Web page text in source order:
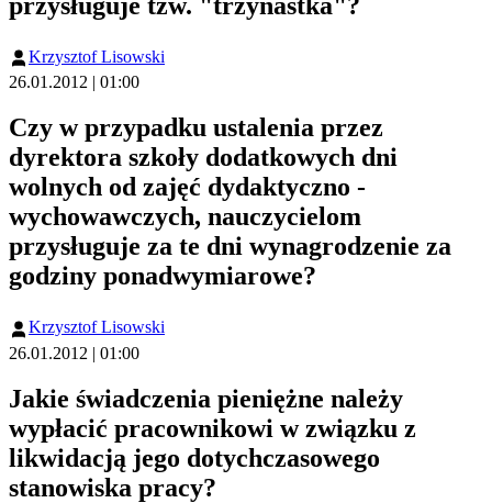
przysługuje tzw. "trzynastka"?
Krzysztof Lisowski
26.01.2012 | 01:00
Czy w przypadku ustalenia przez
dyrektora szkoły dodatkowych dni
wolnych od zajęć dydaktyczno -
wychowawczych, nauczycielom
przysługuje za te dni wynagrodzenie za
godziny ponadwymiarowe?
Krzysztof Lisowski
26.01.2012 | 01:00
Jakie świadczenia pieniężne należy
wypłacić pracownikowi w związku z
likwidacją jego dotychczasowego
stanowiska pracy?